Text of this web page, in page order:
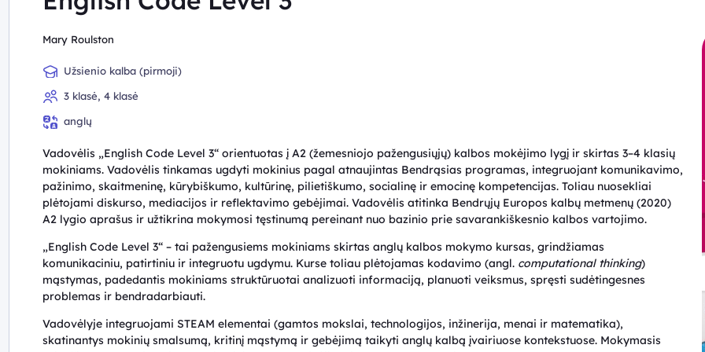
Mary Roulston
Užsienio kalba (pirmoji)
3 klasė, 4 klasė
anglų
Vadovėlis „English Code Level 3“ orientuotas į A2 (žemesniojo pažengusiųjų) kalbos mokėjimo lygį ir skirtas 3–4 klasių
mokiniams. Vadovėlis tinkamas ugdyti mokinius pagal atnaujintas Bendrąsias programas, integruojant komunikavimo,
pažinimo, skaitmeninę, kūrybiškumo, kultūrinę, pilietiškumo, socialinę ir emocinę kompetencijas. Toliau nuosekliai
plėtojami diskurso, mediacijos ir reflektavimo gebėjimai. Vadovėlis atitinka Bendrųjų Europos kalbų metmenų (2020)
A2 lygio aprašus ir užtikrina mokymosi tęstinumą pereinant nuo bazinio prie savarankiškesnio kalbos vartojimo.
„English Code Level 3“ – tai pažengusiems mokiniams skirtas anglų kalbos mokymo kursas, grindžiamas
komunikaciniu, patirtiniu ir integruotu ugdymu. Kurse toliau plėtojamas kodavimo (angl. computational thinking)
mąstymas, padedantis mokiniams struktūruotai analizuoti informaciją, planuoti veiksmus, spręsti sudėtingesnes
problemas ir bendradarbiauti.
Vadovėlyje integruojami STEAM elementai (gamtos mokslai, technologijos, inžinerija, menai ir matematika),
skatinantys mokinių smalsumą, kritinį mąstymą ir gebėjimą taikyti anglų kalbą įvairiuose kontekstuose. Mokymasis